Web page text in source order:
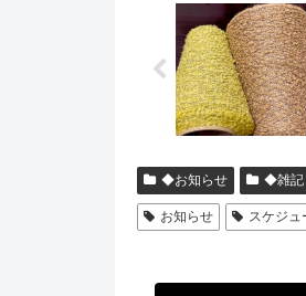
◆お知らせ ◆雑記
お知らせ スケジュ